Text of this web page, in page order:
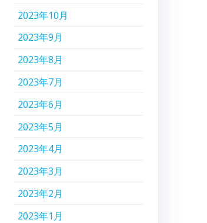
2023年10月
2023年9月
2023年8月
2023年7月
2023年6月
2023年5月
2023年4月
2023年3月
2023年2月
2023年1月